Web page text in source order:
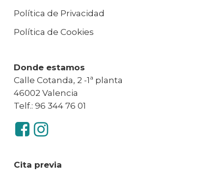
Política de Privacidad
Política de Cookies
Donde estamos
Calle Cotanda, 2 -1ª planta
46002 Valencia
Telf.: 96 344 76 01
Cita previa